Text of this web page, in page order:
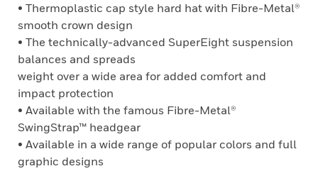
• Thermoplastic cap style hard hat with Fibre-Metal®
smooth crown design
• The technically-advanced SuperEight suspension
balances and spreads
weight over a wide area for added comfort and
impact protection
• Available with the famous Fibre-Metal®
SwingStrap™ headgear
• Available in a wide range of popular colors and full
graphic designs